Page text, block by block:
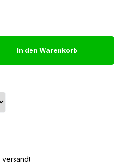
In den Warenkorb
versandt